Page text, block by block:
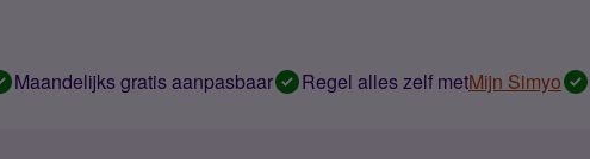
Maandelijks gratis aanpasbaar Regel alles zelf metMijn Simyo